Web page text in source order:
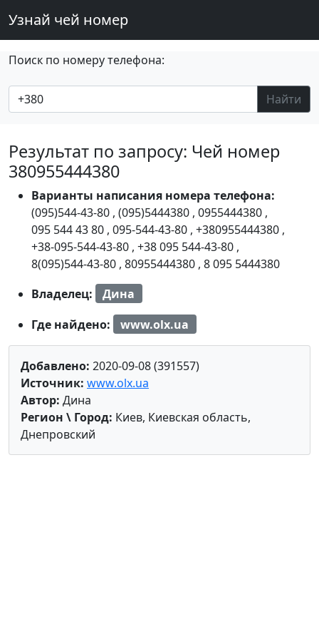
Узнай чей номер
Поиск по номеру телефона:
Найти
Результат по запросу: Чей номер
380955444380
Варианты написания номера телефона:
(095)544-43-80 , (095)5444380 , 0955444380 ,
095 544 43 80 , 095-544-43-80 , +380955444380 ,
+38-095-544-43-80 , +38 095 544-43-80 ,
8(095)544-43-80 , 80955444380 , 8 095 5444380
Владелец:
Дина
Где найдено:
www.olx.ua
Добавлено: 2020-09-08 (391557)
Источник: www.olx.ua
Автор: Дина
Регион \ Город: Киев, Киевская область,
Днепровский